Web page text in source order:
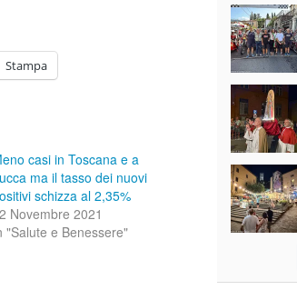
Stampa
casi in Toscana e a
ma il tasso dei nuovi
schizza al 2,35%
Novembre 2021
"Salute e Benessere"